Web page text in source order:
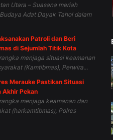
Utara – Suasana meriah
Adat Dayak Tahol dalam
Patroli dan Beri
di Sejumlah Titik Kota
menjaga situasi keamanan
(Kamtibmas), Perwira...
Merauke Pastikan Situasi
Akhir Pekan
menjaga keamanan dan
(harkamtibmas), Polres